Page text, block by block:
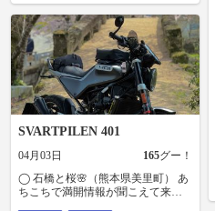
SVARTPILEN 401
04月03日 165グー！
◯ 石橋と桜🌸（熊本県美里町） あ
ちこちで満開情報が聞こえて来る